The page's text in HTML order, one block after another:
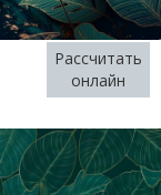
Рассчитать
онлайн